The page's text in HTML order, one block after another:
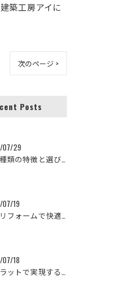
築工房アイに
次のページ >
Posts
07/29
給湯器種類の特徴と選び方ガイド
19
水回りリフォームで快適な暮らしを実現する方法
18
エコカラットで実現する快適リフォームの秘訣